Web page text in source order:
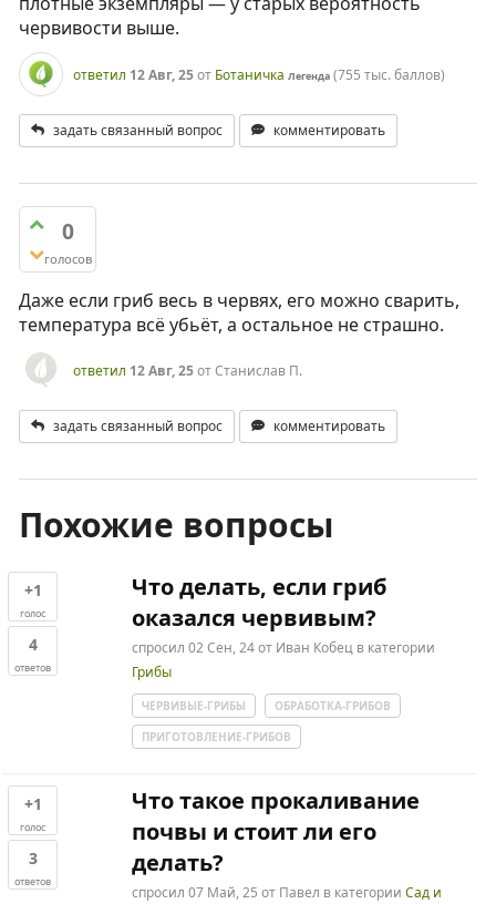
червивости выше.
ответил 12 Авг, 25от Ботаничка Легенда (755 тыс.баллов)
задать связанный вопрос комментировать
0
голосов
Даже если гриб весь в червях, его можно сварить,
температура всё убьёт, а остальное не страшно.
ответил 12 Авг, 25отСтанислав П.
задать связанный вопрос комментировать
Похожие вопросы
+1
голос
4
ответов
Что делать, если гриб
оказался червивым?
спросил 02 Сен, 24 от Иван Кобец в категории
Грибы
ЧЕРВИВЫЕ-ГРИБЫ
ОБРАБОТКА-ГРИБОВ
ПРИГОТОВЛЕНИЕ-ГРИБОВ
+1
голос
3
ответов
Что такое прокаливание
почвы и стоит ли его
делать?
спросил 07 Май, 25 от Павел в категории Сад и